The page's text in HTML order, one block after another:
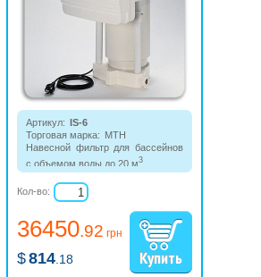
Артикул: IS-6
Торговая марка: MTH
Навесной фильтр для бассейнов
с объемом воды до 20 м3
36450.92 грн
$814 .18
Кол-во: